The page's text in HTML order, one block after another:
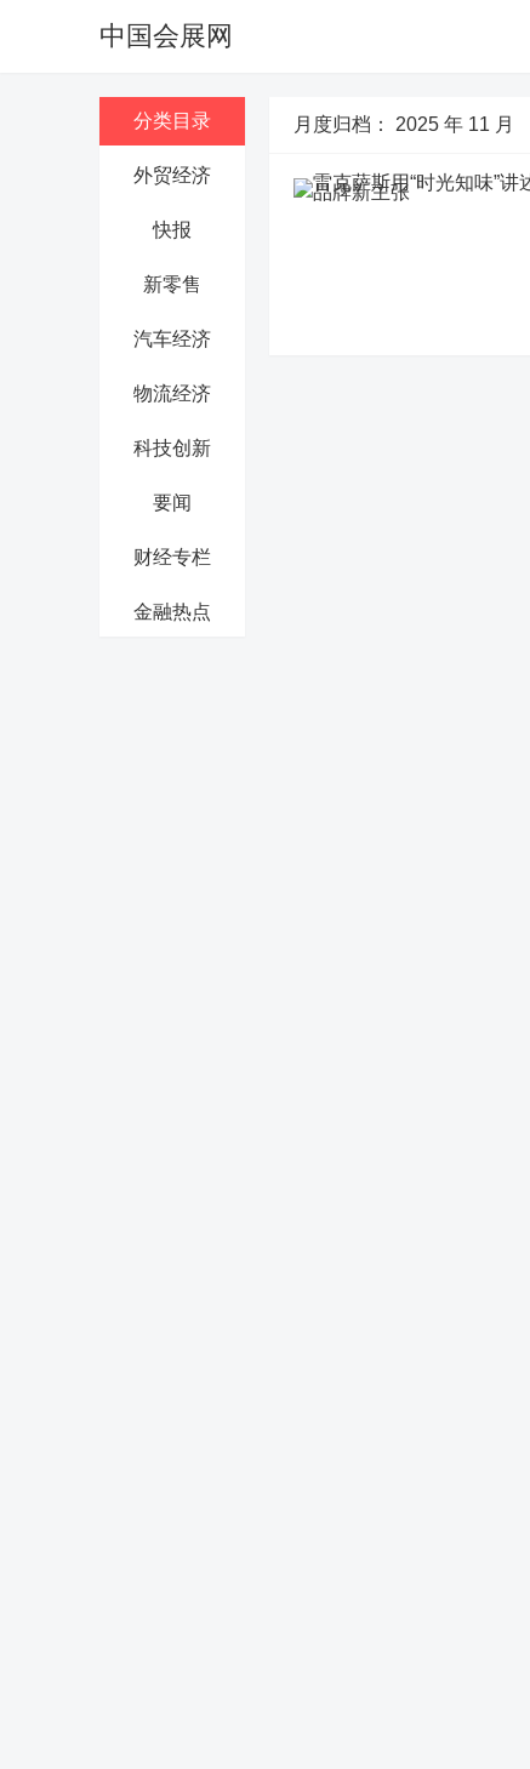
中国会展网
分类目录
外贸经济
快报
新零售
汽车经济
物流经济
科技创新
要闻
财经专栏
金融热点
月度归档： 2025 年 11 月